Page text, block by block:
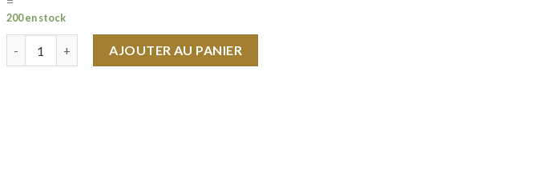
200 en stock
AJOUTER AU PANIER